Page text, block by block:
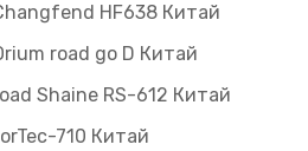
HF638 Китай
road go D Китай
Shaine RS-612 Китай
710 Китай